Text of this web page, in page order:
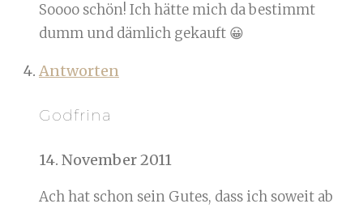
Soooo schön! Ich hätte mich da bestimmt
dumm und dämlich gekauft 😀
Antworten
Godfrina
14. November 2011
Ach hat schon sein Gutes, dass ich soweit ab